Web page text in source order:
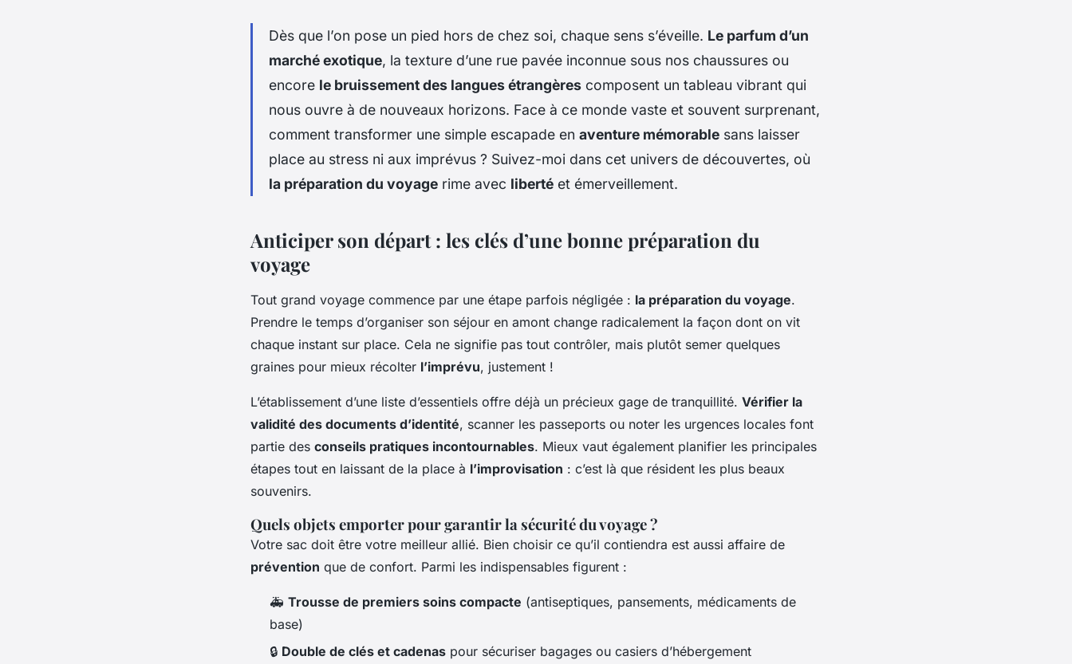
Dès que l’on pose un pied hors de chez soi, chaque sens s’éveille. Le parfum d’un
marché exotique, la texture d’une rue pavée inconnue sous nos chaussures ou
encore le bruissement des langues étrangères composent un tableau vibrant qui
nous ouvre à de nouveaux horizons. Face à ce monde vaste et souvent surprenant,
comment transformer une simple escapade en aventure mémorable sans laisser
place au stress ni aux imprévus ? Suivez-moi dans cet univers de découvertes, où
la préparation du voyage rime avec liberté et émerveillement.
Anticiper son départ : les clés d’une bonne préparation du
voyage
Tout grand voyage commence par une étape parfois négligée : la préparation du voyage.
Prendre le temps d’organiser son séjour en amont change radicalement la façon dont on vit
chaque instant sur place. Cela ne signifie pas tout contrôler, mais plutôt semer quelques
graines pour mieux récolter l’imprévu, justement !
L’établissement d’une liste d’essentiels offre déjà un précieux gage de tranquillité. Vérifier la
validité des documents d’identité, scanner les passeports ou noter les urgences locales font
partie des conseils pratiques incontournables. Mieux vaut également planifier les principales
étapes tout en laissant de la place à l’improvisation : c’est là que résident les plus beaux
souvenirs.
Quels objets emporter pour garantir la sécurité du voyage ?
Votre sac doit être votre meilleur allié. Bien choisir ce qu’il contiendra est aussi affaire de
prévention que de confort. Parmi les indispensables figurent :
🚑 Trousse de premiers soins compacte (antiseptiques, pansements, médicaments de
base)
🔒 Double de clés et cadenas pour sécuriser bagages ou casiers d’hébergement